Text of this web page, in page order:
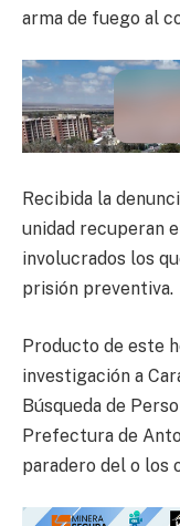
arma de fuego al
Recibida la
unidad recuperan
involucrados los
prisión preventiva.
Producto de este
investigación a
Búsqueda de
Prefectura de
paradero del o